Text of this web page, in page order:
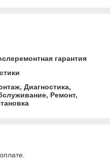
гарантия
Диагностика,
Ремонт,